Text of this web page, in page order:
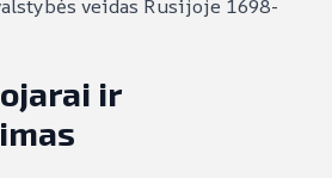
veidas Rusijoje 1698-
ir